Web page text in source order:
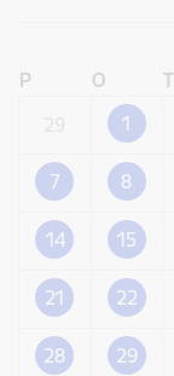
P O T
1
7 8
14 15
21 22
28 29